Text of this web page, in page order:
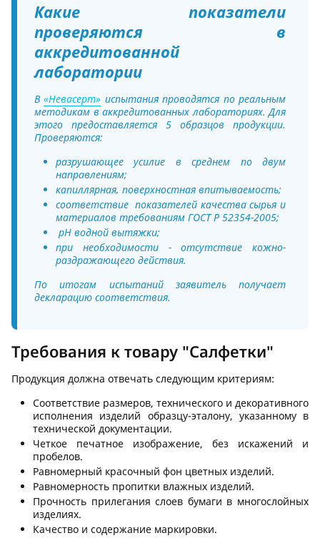
Какие показатели
проверяются в
аккредитованной
лаборатории
В«Невасерт» испытания проводятся по реальным
методикам в аккредитованных лабораториях. Для
этого предоставляется 5 образцов продукции.
Проверяются:
разрушающее усилие в среднем по двум
направлениям;
капиллярная, поверхностная впитываемость;
соответствие показателей качества сырья и
материалов требованиям ГОСТ Р 52354-2005;
pH водной вытяжки;
при необходимости - отсутствие кожно-
раздражающего действия.
По итогам испытаний заявитель получает
декларацию соответствия.
Требования к товару "Салфетки"
Продукция должна отвечать следующим критериям:
Соответствие размеров, технического и декоративного
исполнения изделий образцу-эталону, указанному в
технической документации.
Четкое печатное изображение, без искажений и
пробелов.
Равномерный красочный фон цветных изделий.
Равномерность пропитки влажных изделий.
Прочность прилегания слоев бумаги в многослойных
изделиях.
Качество и содержание маркировки.